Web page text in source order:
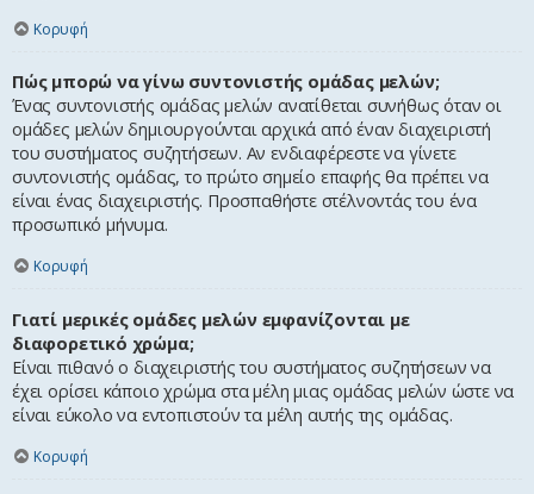
Κορυφή
Πώς μπορώ να γίνω συντονιστής ομάδας μελών;
Ένας συντονιστής ομάδας μελών ανατίθεται συνήθως όταν οι
ομάδες μελών δημιουργούνται αρχικά από έναν διαχειριστή
του συστήματος συζητήσεων. Αν ενδιαφέρεστε να γίνετε
συντονιστής ομάδας, το πρώτο σημείο επαφής θα πρέπει να
είναι ένας διαχειριστής. Προσπαθήστε στέλνοντάς του ένα
προσωπικό μήνυμα.
Κορυφή
Γιατί μερικές ομάδες μελών εμφανίζονται με
διαφορετικό χρώμα;
Είναι πιθανό ο διαχειριστής του συστήματος συζητήσεων να
έχει ορίσει κάποιο χρώμα στα μέλη μιας ομάδας μελών ώστε να
είναι εύκολο να εντοπιστούν τα μέλη αυτής της ομάδας.
Κορυφή